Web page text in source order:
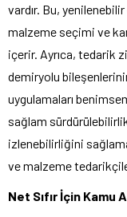
vardır. Bu,
malzeme seçimi ve
içerir. Ayrıca, tedarik
demiryolu
uygulamaları
sağlam
izlenebilirliğini
ve malzeme
Net Sıfır İçin Kamu